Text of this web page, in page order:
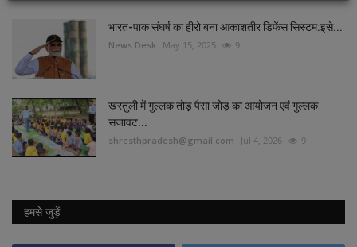
भारत-पाक संघर्ष का हीरो बना ​​​​​​​आकाशतीर डिफेंस सिस्टम:इसे...
News Desk May 15, 2025 9
खरतुली में गुल्लक तोड़ पैसा जोड़ का आयोजन एवं गुल्लक
सजावट...
shresthpradesh@gmail.com Jul 4, 2026 9
हमसे जुड़ें